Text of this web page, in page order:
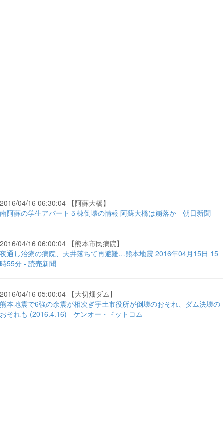
2016/04/16 06:30:04 【阿蘇大橋】
南阿蘇の学生アパート５棟倒壊の情報 阿蘇大橋は崩落か - 朝日新聞
2016/04/16 06:00:04 【熊本市民病院】
夜通し治療の病院、天井落ちて再避難…熊本地震 2016年04月15日 15
時55分 - 読売新聞
2016/04/16 05:00:04 【大切畑ダム】
熊本地震で6強の余震が相次ぎ宇土市役所が倒壊のおそれ、ダム決壊の
おそれも (2016.4.16) - ケンオー・ドットコム